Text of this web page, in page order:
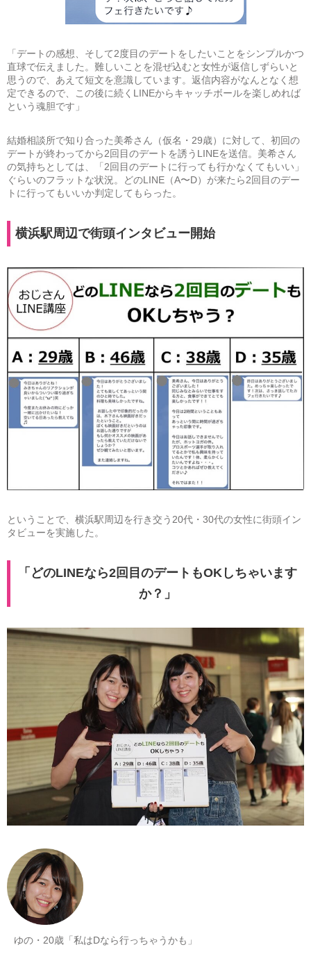
「デートの感想、そして2度目のデートをしたいことをシンプルかつ
直球で伝えました。難しいことを混ぜ込むと女性が返信しずらいと
思うので、あえて短文を意識しています。返信内容がなんとなく想
定できるので、この後に続くLINEからキャッチボールを楽しめれば
という魂胆です」
結婚相談所で知り合った美希さん（仮名・29歳）に対して、初回の
デートが終わってから2回目のデートを誘うLINEを送信。美希さん
の気持ちとしては、「2回目のデートに行っても行かなくてもいい」
ぐらいのフラットな状況。どのLINE（A〜D）が来たら2回目のデー
トに行ってもいいか判定してもらった。
横浜駅周辺で街頭インタビュー開始
ということで、横浜駅周辺を行き交う20代・30代の女性に街頭イン
タビューを実施した。
「どのLINEなら2回目のデートもOKしちゃいます
か？」
ゆの・20歳「私はDなら行っちゃうかも」